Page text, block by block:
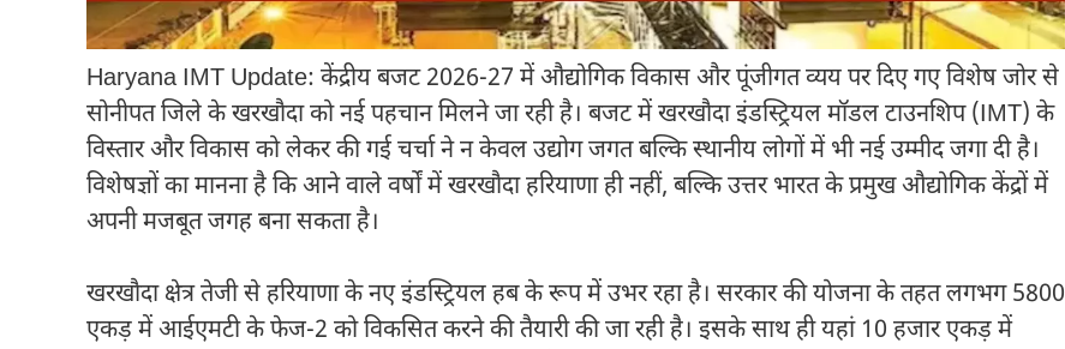
Haryana IMT Update: केंद्रीय बजट 2026-27 में औद्योगिक विकास और पूंजीगत व्यय पर दिए गए विशेष जोर से
सोनीपत जिले के खरखौदा को नई पहचान मिलने जा रही है। बजट में खरखौदा इंडस्ट्रियल मॉडल टाउनशिप (IMT) के
विस्तार और विकास को लेकर की गई चर्चा ने न केवल उद्योग जगत बल्कि स्थानीय लोगों में भी नई उम्मीद जगा दी है।
विशेषज्ञों का मानना है कि आने वाले वर्षों में खरखौदा हरियाणा ही नहीं, बल्कि उत्तर भारत के प्रमुख औद्योगिक केंद्रों में
अपनी मजबूत जगह बना सकता है।
खरखौदा क्षेत्र तेजी से हरियाणा के नए इंडस्ट्रियल हब के रूप में उभर रहा है। सरकार की योजना के तहत लगभग 5800
एकड़ में आईएमटी के फेज-2 को विकसित करने की तैयारी की जा रही है। इसके साथ ही यहां 10 हजार एकड़ में